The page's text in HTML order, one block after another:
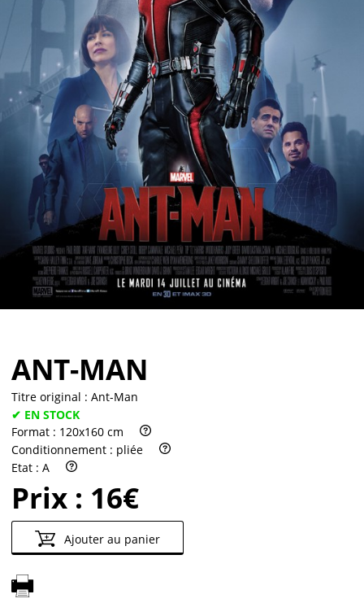
Vendre
ANT-MAN
Titre original : Ant-Man
✔ EN STOCK
Format : 120x160 cm
Conditionnement : pliée
Etat : A
Prix : 16€
Ajouter au panier